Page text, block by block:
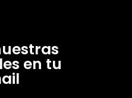
en tu